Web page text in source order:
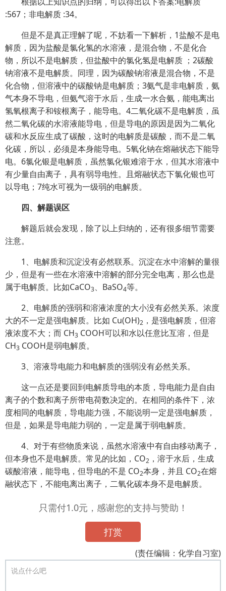
:567；非电解质 :34。
但是不是真正理解了呢，不妨看一下解析，1盐酸不是电
解质，因为盐酸是氯化氢的水溶液，是混合物，不是化合
物，所以不是电解质，但盐酸中的氯化氢是电解质 ；2碳酸
钠溶液不是电解质。同理，因为碳酸钠溶液是混合物，不是
化合物，但溶液中的碳酸钠是电解质；3氨气是非电解质，氨
气本身不导电，但氨气溶于水后，生成一水合氨，能电离出
氢氧根离子和铵根离子，能导电。4二氧化碳不是电解质，虽
然二氧化碳的水溶液能导电，但是导电的原因是因为二氧化
碳和水反应生成了碳酸，这时的电解质是碳酸，而不是二氧
化碳，所以，必须是本身能导电。5氧化钠在熔融状态下能导
电。6氯化银是电解质，虽然氯化银难溶于水，但其水溶液中
有少量自由离子，具有弱导电性。且熔融状态下氯化银也可
以导电；7纯水可视为一级弱的电解质。
四、解题误区
解题后就会发现，除了以上归纳的，还有很多细节需要
注意。
1、电解质和沉淀没有必然联系。沉淀在水中溶解的量很
少，但是有一些在水溶液中溶解的部分完全电离，那么也是
属于电解质。比如CaCO3、BaSO4等。
2、电解质的强弱和溶液浓度的大小没有必然关系。浓度
大的不一定是强电解质。比如 Cu(OH)2 ，是强电解质，但溶
液浓度不大；而 CH3 COOH可以和水以任意比互溶，但是
CH3 COOH是弱电解质。
3、溶液导电能力和电解质的强弱没有必然关系。
这一点还是要回到电解质导电的本质，导电能力是自由
离子的个数和离子所带电荷数决定的。在相同的条件下，浓
度相同的电解质，导电能力强，不能说明一定是强电解质，
但是，如果是导电能力弱的，一定是属于弱电解质。
4、对于有些物质来说，虽然水溶液中有自由移动离子，
但本身也不是电解质。常见的比如，CO2 ，溶于水后，生成
碳酸溶液，能导电，但导电的不是 CO2本身，并且 CO2在熔
融状态下，不能电离出离子，二氧化碳本身不是电解质。
只需付1.0元，感谢您的支持与赞助！
打赏
(责任编辑：化学自习室)
说点什么吧